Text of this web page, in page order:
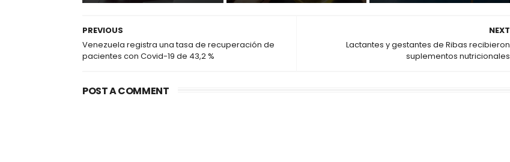
NEXT
Lactantes y gestantes de Ribas recibieron
suplementos nutricionales
PREVIOUS
Venezuela registra una tasa de recuperación de
pacientes con Covid-19 de 43,2 %
POST A COMMENT